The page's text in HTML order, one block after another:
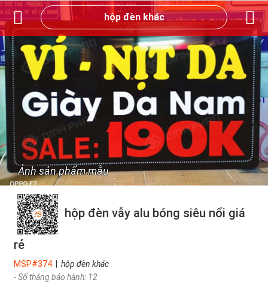
hộp đèn khác
Ảnh sản phẩm mẫu
hộp đèn vẫy alu bóng siêu nổi giá
rẻ
MSP#374
hộp đèn khác
- Số tháng bảo hành: 12